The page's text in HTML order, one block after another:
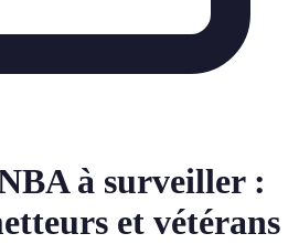
à surveiller :
et vétérans